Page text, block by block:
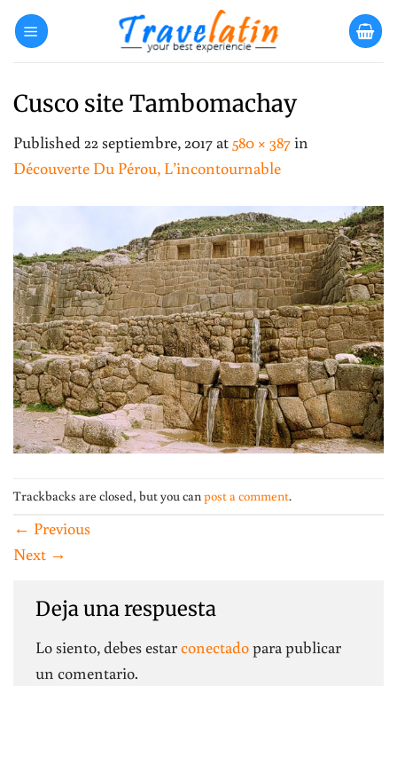
Skip
Cusco site Tambomachay
Published22 septiembre, 2017at 580 × 387in
Découverte Du Pérou, L’incontournable
Trackbacks are closed, but you canpost a comment.
← Previous
Next →
Deja una respuesta
Lo siento, debes estarconectadopara publicar
un comentario.